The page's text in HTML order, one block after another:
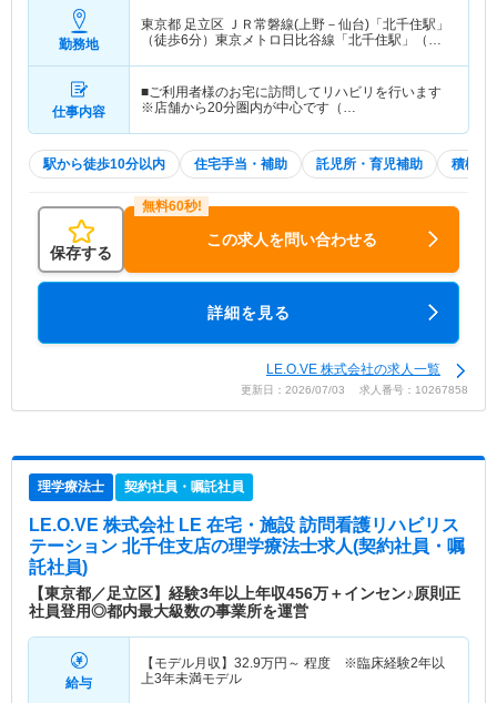
勤務地
東京都 足立区 ＪＲ常磐線(上野－仙台)「北千住駅」
（徒歩6分）東京メトロ日比谷線「北千住駅」（徒
仕事内容
■ご利用者様のお宅に訪問してリハビリを行います
※店舗から20分圏内が中心です（…
駅から徒歩10分以内 住宅手当・補助 託児所・育児補助 積極採
保存する
この求人を問い合わせる
詳細を見る
LE.O.VE 株式会社の求人一覧
更新日：2026/07/03 求人番号：10267858
理学療法士 契約社員・嘱託社員
LE.O.VE 株式会社 LE 在宅・施設 訪問看護リハビリス
テーション 北千住支店の理学療法士求人(契約社員・嘱
託社員)
【東京都／足立区】経験3年以上年収456万＋インセン♪原則正
社員登用◎都内最大級数の事業所を運営
給与
【モデル月収】 32.9万円～ 程度 ※臨床経験2年以
上3年未満モデル